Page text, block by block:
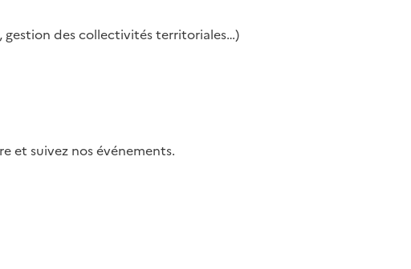
des collectivités territoriales…)
et suivez nos événements.